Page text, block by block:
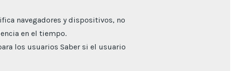
navegadores y dispositivos, no
en el tiempo.
los usuarios Saber si el usuario